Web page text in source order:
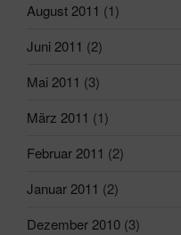
August 2011 (1)
Juni 2011 (2)
Mai 2011 (3)
März 2011 (1)
Februar 2011 (2)
Januar 2011 (2)
Dezember 2010 (3)